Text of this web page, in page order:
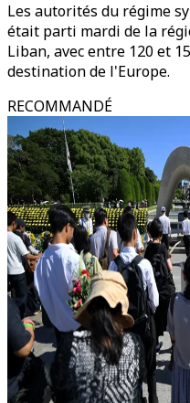
Les autorités du régime
était parti mardi de la
Liban, avec entre 120 et
destination de l'Europe.
RECOMMANDÉ